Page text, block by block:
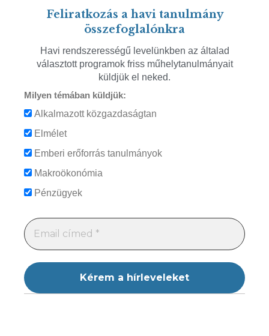
Feliratkozás a havi tanulmány
összefoglalónkra
Havi rendszerességű levelünkben az általad
választott programok friss műhelytanulmányait
küldjük el neked.
Milyen témában küldjük:
Alkalmazott közgazdaságtan
Elmélet
Emberi erőforrás tanulmányok
Makroökonómia
Pénzügyek